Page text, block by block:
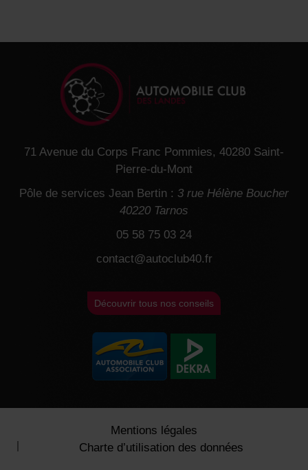
71 Avenue du Corps Franc Pommies, 40280 Saint-
Pierre-du-Mont
Pôle de services Jean Bertin : 3 rue Hélène Boucher
40220 Tarnos
05 58 75 03 24
contact@autoclub40.fr
Découvrir tous nos conseils
Mentions légales
Charte d’utilisation des données